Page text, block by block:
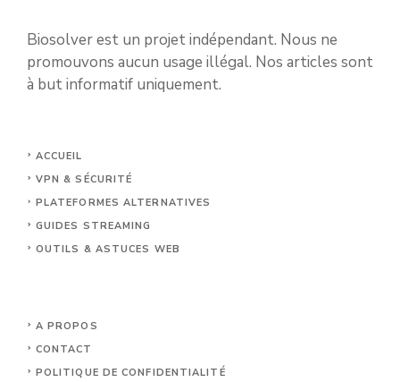
Biosolver est un projet indépendant. Nous ne
promouvons aucun usage illégal. Nos articles sont
à but informatif uniquement.
ACCUEIL
VPN & SÉCURITÉ
PLATEFORMES ALTERNATIVES
GUIDES STREAMING
OUTILS & ASTUCES WEB
A PROPOS
CONTACT
POLITIQUE DE CONFIDENTIALITÉ